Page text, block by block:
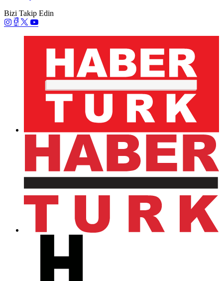
Bizi Takip Edin